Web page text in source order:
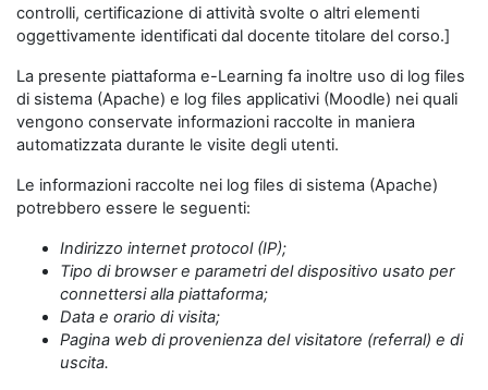
controlli, certificazione di attività svolte o altri elementi
oggettivamente identificati dal docente titolare del corso.]
La presente piattaforma e-Learning fa inoltre uso di log files
di sistema (Apache) e log files applicativi (Moodle) nei quali
vengono conservate informazioni raccolte in maniera
automatizzata durante le visite degli utenti.
Le informazioni raccolte nei log files di sistema (Apache)
potrebbero essere le seguenti:
Indirizzo internet protocol (IP);
Tipo di browser e parametri del dispositivo usato per
connettersi alla piattaforma;
Data e orario di visita;
Pagina web di provenienza del visitatore (referral) e di
uscita.